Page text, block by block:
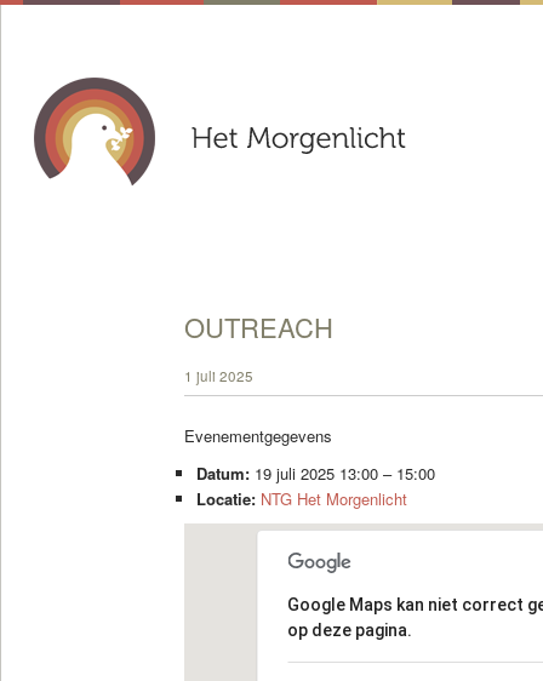
OUTREACH
1 juli 2025
Evenementgegevens
Datum: 19 juli 2025 13:00– 15:00
Locatie: NTG Het Morgenlicht
Google Maps kan niet correct
op deze pagina.